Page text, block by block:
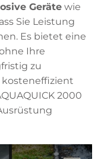
Geräte wie
Sie Leistung
Es bietet eine
Ihre
zu
2000